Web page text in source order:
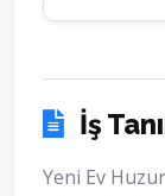
İş
Yeni Ev